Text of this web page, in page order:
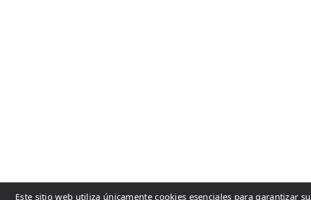
Este sitio web utiliza únicamente cookies esenciales para garantizar